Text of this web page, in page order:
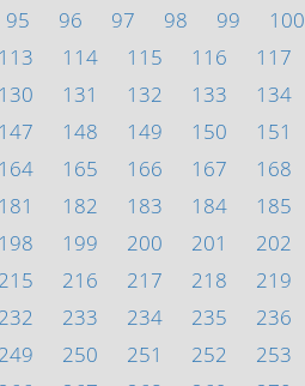
95 96 97 98 99 100
113 114 115 116 117
130 131 132 133 134
147 148 149 150 151
164 165 166 167 168
181 182 183 184 185
198 199 200 201 202
215 216 217 218 219
232 233 234 235 236
249 250 251 252 253